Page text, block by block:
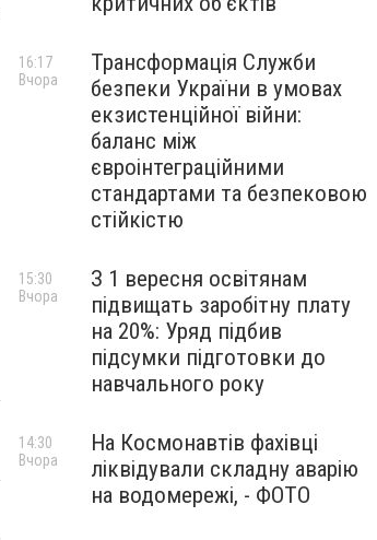
Трансформація Служби
безпеки України в умовах
екзистенційної війни:
баланс між
євроінтеграційними
стандартами та безпековою
стійкістю
16:17
Вчора
З 1 вересня освітянам
підвищать заробітну плату
на 20%: Уряд підбив
підсумки підготовки до
навчального року
15:30
Вчора
На Космонавтів фахівці
ліквідували складну аварію
на водомережі, - ФОТО
14:30
Вчора